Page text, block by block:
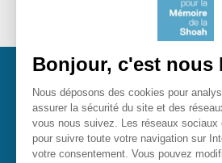
Fondation pour la Mémoire